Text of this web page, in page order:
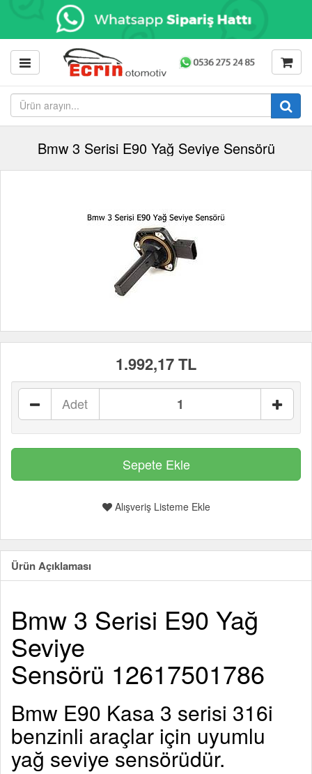
Bmw 3 Serisi E90 Yağ Seviye Sensörü
1.992,17 TL
Adet
Alışveriş Listeme Ekle
Ürün Açıklaması
Bmw 3 Serisi E90 Yağ
Seviye
Sensörü 12617501786
Bmw E90 Kasa 3 serisi 316i
benzinli araçlar için uyumlu
yağ seviye sensörüdür.